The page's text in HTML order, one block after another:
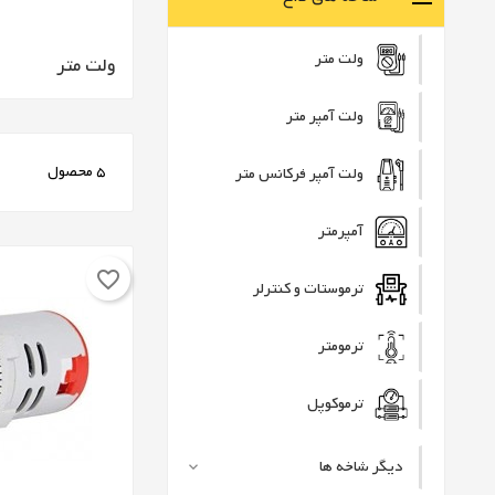
ولت متر
ولت آمپر متر
ولت آمپر فرکانس متر
آمپرمتر
ترموستات و کنترلر
ترمومتر
ترموکوپل
دیگر شاخه ها 
ولت متر
5 محصول
favorite_border